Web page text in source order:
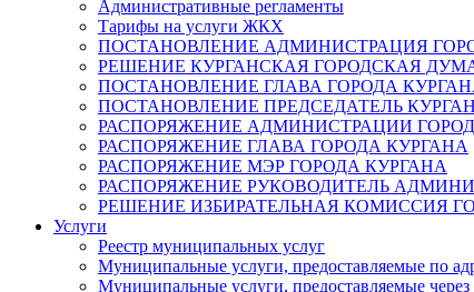
Административные регламенты
Тарифы на услуги ЖКХ
ПОСТАНОВЛЕНИЕ АДМИНИСТРАЦИЯ
РЕШЕНИЕ КУРГАНСКАЯ ГОРОДСКАЯ
ПОСТАНОВЛЕНИЕ ГЛАВА ГОРОДА
ПОСТАНОВЛЕНИЕ ПРЕДСЕДАТЕЛЬ
РАСПОРЯЖЕНИЕ АДМИНИСТРАЦИИ
РАСПОРЯЖЕНИЕ ГЛАВА ГОРОДА КУРГАНА
РАСПОРЯЖЕНИЕ МЭР ГОРОДА КУРГАНА
РАСПОРЯЖЕНИЕ РУКОВОДИТЕЛЬ
РЕШЕНИЕ ИЗБИРАТЕЛЬНАЯ КОМИССИЯ
Услуги
Реестр муниципальных услуг
Муниципальные услуги, предоставляемые по
Муниципальные услуги, предоставляемые через